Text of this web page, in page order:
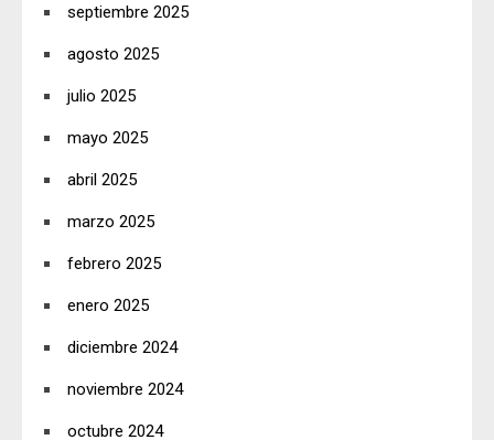
septiembre 2025
agosto 2025
julio 2025
mayo 2025
abril 2025
marzo 2025
febrero 2025
enero 2025
diciembre 2024
noviembre 2024
octubre 2024